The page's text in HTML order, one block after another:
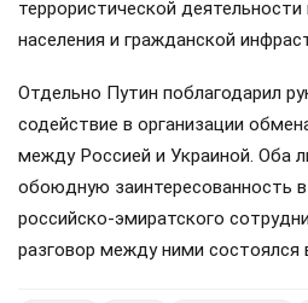
террористической
населения и гражданской
Отдельно Путин поблагодарил
содействие в организации
между Россией и Украиной. Оба
обоюдную заинтересованность
российско-эмиратского
разговор между ними состоялся